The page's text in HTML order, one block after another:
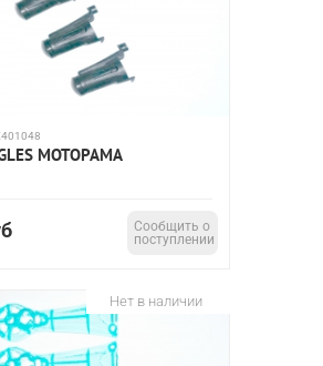
МОТОРАМА
Сообщить о
поступлении
Нет в наличии